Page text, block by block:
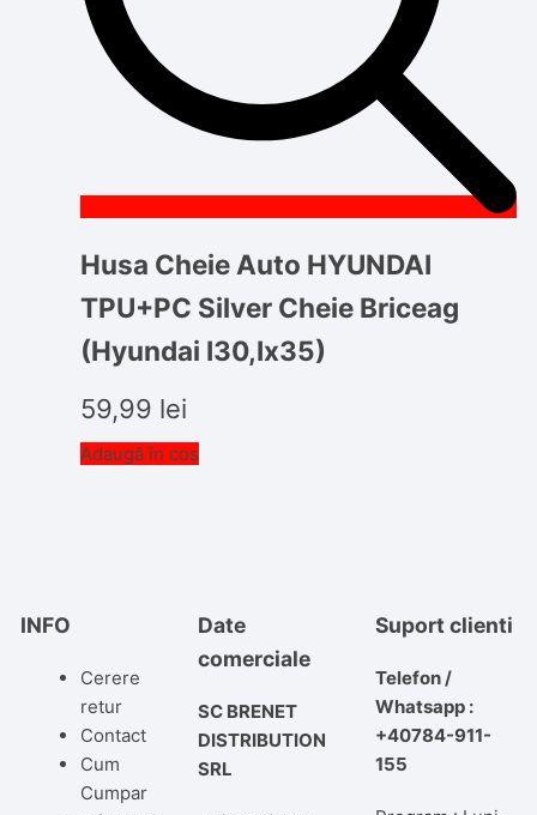
Husa Cheie Auto HYUNDAI
TPU+PC Silver Cheie Briceag
(Hyundai I30,Ix35)
59,99 lei
Adaugă în coș
INFO
Cerere
retur
Contact
Cum
Cumpar
Date
comerciale
SC BRENET
DISTRIBUTION
SRL
Suport clienti
Telefon /
Whatsapp :
+40784-911-
155